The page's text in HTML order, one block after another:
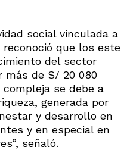
social vinculada a
que los este
del sector
más de S/ 20 080
se debe a
generada por
y desarrollo en
y en especial en
señaló.